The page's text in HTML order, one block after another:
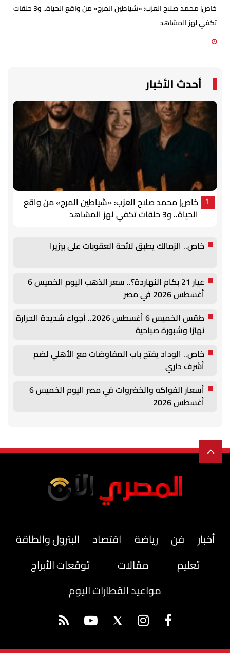
خاص| محمد صلاح العزب: «شياطين المرج» من واقع الحياة.. و3 حلقات
تكفي لهز المشاهد
أحدث الأخبار
1
خاص| محمد صلاح العزب: «شياطين المرج» من واقع
الحياة.. و3 حلقات تكفي لهز المشاهد
خاص.. الزمالك يطبق لائحة العقوبات على بيزيرا
عيار 21 بكام النهاردة؟.. سعر الذهب اليوم الخميس 6
أغسطس 2026 في مصر
طقس الخميس 6 أغسطس 2026.. أجواء شديدة الحرارة
نهارًا وشبورة صباحية
خاص.. الوداد يفتح باب المفاوضات مع الأهلي لضم
أشرف داري
أسعار الفواكه والخضروات في مصر اليوم الخميس 6
أغسطس 2026
أخبار فن رياضة اقتصاد
البترول والطاقة
تعليم
مقالات
توقعات الأبراج
مواعيد القطارات اليوم